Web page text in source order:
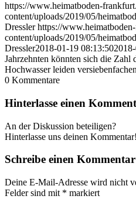
https://www.heimatboden-
content/uploads/2019/05/
Dressler https://
content/uploads/2019/05/
Dressler2018-01-19 08:13:50
Jahrzehnten könnten sich die Zahl
Hochwasser leiden versiebenfachen
0 Kommentare
Hinterlasse einen
An der Diskussion beteiligen?
Hinterlasse uns deinen Kommentar!
Schreibe einen Kommentar
Deine E-Mail-Adresse wird nicht
Felder sind mit * markiert